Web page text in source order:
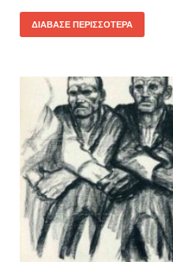
ΔΙΑΒΑΣΕ ΠΕΡΙΣΣΟΤΕΡΑ